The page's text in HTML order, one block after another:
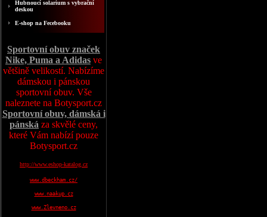
Hubnoucí solarium s vybrační
deskou
E-shop na Fecebooku
Sportovní obuv značek
Nike, Puma a Adidas ve
většině velikostí. Nabízíme
dámskou i pánskou
sportovní obuv. Vše
naleznete na Botysport.cz
Sportovní obuv, dámská i
pánská za skvělé ceny,
které Vám nabízí pouze
Botysport.cz
http://www.eshop-katalog.cz
www.dbeckham.cz/
www.naakup.cz
www.Zlevneno.cz